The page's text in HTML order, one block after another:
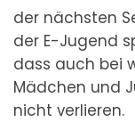
der nächsten
der E-Jugend
dass auch bei
Mädchen und
nicht verlieren.